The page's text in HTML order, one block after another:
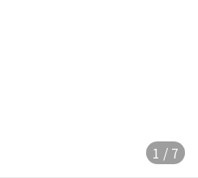
1 / 7